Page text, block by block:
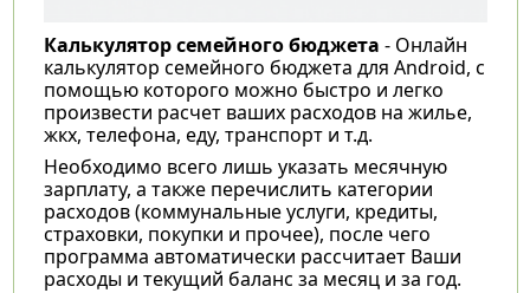
Калькулятор семейного бюджета - Онлайн
калькулятор семейного бюджета для Android, с
помощью которого можно быстро и легко
произвести расчет ваших расходов на жилье,
жкх, телефона, еду, транспорт и т.д.
Необходимо всего лишь указать месячную
зарплату, а также перечислить категории
расходов (коммунальные услуги, кредиты,
страховки, покупки и прочее), после чего
программа автоматически рассчитает Ваши
расходы и текущий баланс за месяц и за год.